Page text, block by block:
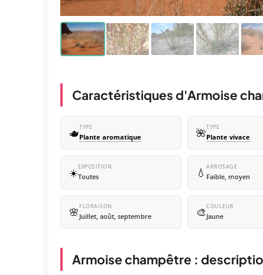
Caractéristiques d'Armoise
🫖TYPE
Plante aromatique 🌺TYPE
Plante vivace
☀️EXPOSITION
Toutes 💧 ARROSAGE
Faible, moyen
🌸 FLORAISON
Juillet, août, septembre 🎨COULEUR
Jaune
Armoise champêtre :